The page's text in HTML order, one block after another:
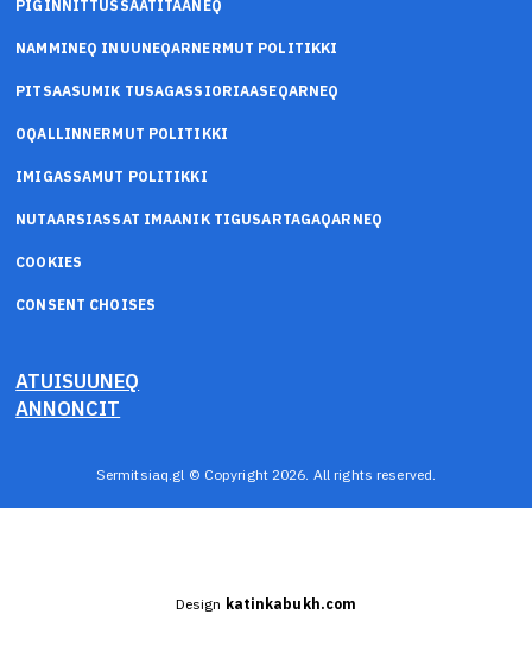
PIGINNITTUSSAATITAANEQ
NAMMINEQ INUUNEQARNERMUT POLITIKKI
PITSAASUMIK TUSAGASSIORIAASEQARNEQ
OQALLINNERMUT POLITIKKI
IMIGASSAMUT POLITIKKI
NUTAARSIASSAT IMAANIK TIGUSARTAGAQARNEQ
COOKIES
CONSENT CHOISES
ATUISUUNEQ
ANNONCIT
Sermitsiaq.gl © Copyright 2026. All rights reserved.
Design katinkabukh.com